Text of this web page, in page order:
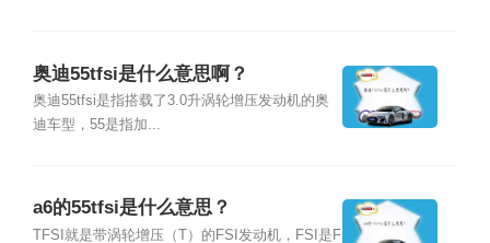
奥迪55tfsi是什么意思啊？
奥迪55tfsi是指搭载了3.0升涡轮增压发动机的奥
迪车型，55是指加...
a6的55tfsi是什么意思？
TFSI就是带涡轮增压（T）的FSI发动机，FSI是F